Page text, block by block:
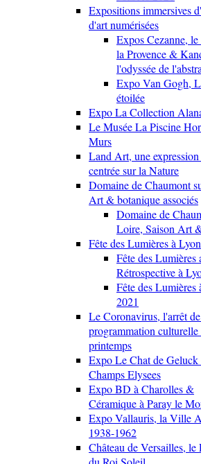
Expositions immersives
d'art numérisées
Expos Cezanne,
la Provence &
l'odyssée de
Expo Van Gogh,
étoilée
Expo La Collection
Le Musée La Piscine
Murs
Land Art, une
centrée sur la Nature
Domaine de Chaumont
Art & botanique associés
Domaine de
Loire, Saison Art
Fête des Lumières à Lyon
Fête des Lumières
Rétrospective à
Fête des Lumières
2021
Le Coronavirus, l'arrêt
programmation culturelle
printemps
Expo Le Chat de Geluck
Champs Elysees
Expo BD à Charolles &
Céramique à Paray le
Expo Vallauris, la Ville
1938-1962
Château de Versailles, le